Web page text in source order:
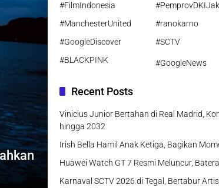
#FilmIndonesia
#ManchesterUnited
#ranokarno
#GoogleDiscover
#SCTV
#BLACKPINK
#GoogleNews
Recent Posts
Vinicius Junior Bertahan di Real Madrid,
hingga 2032
Irish Bella Hamil Anak Ketiga, Bagikan
Huawei Watch GT 7 Resmi Meluncur,
Karnaval SCTV 2026 di Tegal, Bertabur